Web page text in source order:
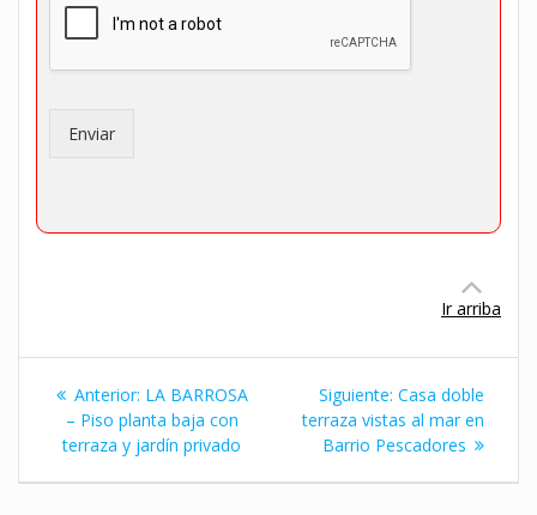
Enviar
Ir arriba
Navegación
de
entradas
Anterior: Entrada
anterior:
LA BARROSA
– Piso planta baja con
terraza y jardín privado
Siguiente: Siguiente
entrada:
Casa doble
terraza vistas al mar en
Barrio Pescadores